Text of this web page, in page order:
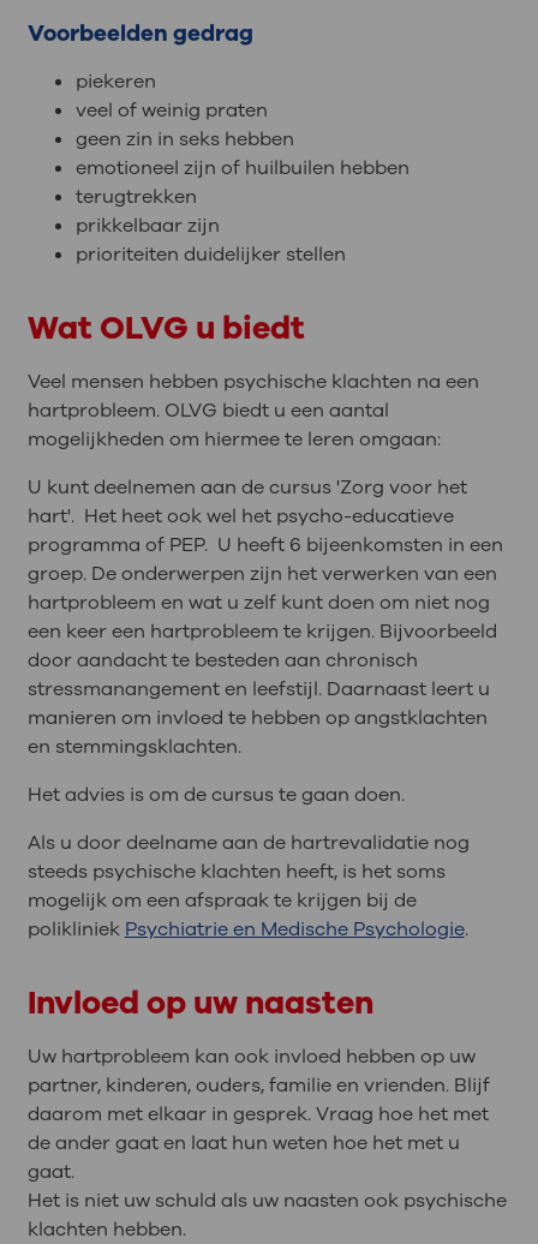
Voorbeelden gedrag
piekeren
veel of weinig praten
geen zin in seks hebben
emotioneel zijn of huilbuilen hebben
terugtrekken
prikkelbaar zijn
prioriteiten duidelijker stellen
Wat OLVG u biedt
Veel mensen hebben psychische klachten na een
hartprobleem. OLVG biedt u een aantal
mogelijkheden om hiermee te leren omgaan:
U kunt deelnemen aan de cursus 'Zorg voor het
hart'. Het heet ook wel het psycho-educatieve
programma of PEP. U heeft 6 bijeenkomsten in een
groep. De onderwerpen zijn het verwerken van een
hartprobleem en wat u zelf kunt doen om niet nog
een keer een hartprobleem te krijgen. Bijvoorbeeld
door aandacht te besteden aan chronisch
stressmanangement en leefstijl. Daarnaast leert u
manieren om invloed te hebben op angstklachten
en stemmingsklachten.
Het advies is om de cursus te gaan doen.
Als u door deelname aan de hartrevalidatie nog
steeds psychische klachten heeft, is het soms
mogelijk om een afspraak te krijgen bij de
polikliniek Psychiatrie en Medische Psychologie.
Invloed op uw naasten
Uw hartprobleem kan ook invloed hebben op uw
partner, kinderen, ouders, familie en vrienden. Blijf
daarom met elkaar in gesprek. Vraag hoe het met
de ander gaat en laat hun weten hoe het met u
gaat.
Het is niet uw schuld als uw naasten ook psychische
klachten hebben.